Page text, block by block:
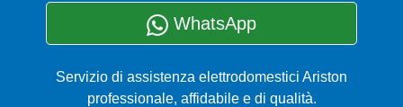
WhatsApp
Servizio di assistenza elettrodomestici Ariston
professionale, affidabile e di qualità.